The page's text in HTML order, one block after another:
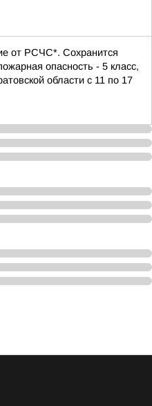
от РСЧС*. Сохранится
опасность - 5 класс,
области с 11 по 17